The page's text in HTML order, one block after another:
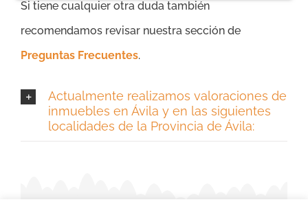
Si tiene cualquier otra duda también
recomendamos revisar nuestra sección de
Preguntas Frecuentes.
Actualmente realizamos valoraciones de
inmuebles en Ávila y en las siguientes
localidades de la Provincia de Ávila: